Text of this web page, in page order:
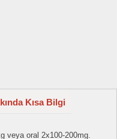
Kısa Bilgi
veya oral 2x100-200mg.